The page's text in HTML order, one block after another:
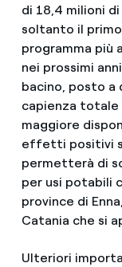
di 18,4 milioni
soltanto il
programma più
nei prossimi
bacino, posto a
capienza totale
maggiore
effetti positivi
permetterà di
per usi potabili
province di
Catania che si
Ulteriori